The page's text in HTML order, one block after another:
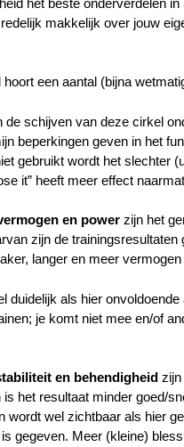
makkelijk over jouw
een aantal (bijna
de schijven van deze cirkel
beperkingen geven in het
gebruikt wordt het slechter
it” heeft meer effect
en powerzijn het
zijn de trainingsresultaten
langer en meer
duidelijk als hier onvoldoende
je komt niet mee en/of
en behendigheid zijn
is het resultaat minder goed/
wordt wel zichtbaar als hier
gegeven. Meer (kleine)